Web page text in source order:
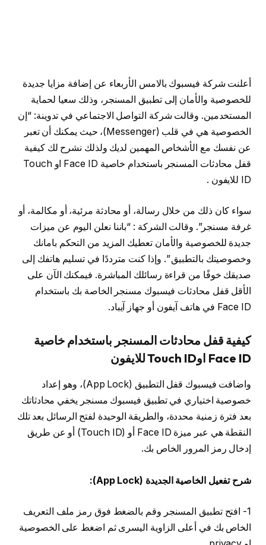
أعلنت شركة فيسبوك بالامس الأربعاء عن إضافة مزايا جديدة
للخصوصية والأمان إلى تطبيق المسنجر، وذلك سعيا لحماية
المستخدمين. وقالت شركة التواصل الاجتماعي في تدوينة: “إن
الخصوصية هي في قلب (Messenger)، حيث يمكنك أن تعبر
عن نفسك مع الأشخاص المهمين لديك ولذلك نشرح لك كيفية
قفل محادثات المسنجر باستخدام خاصية Face ID او Touch
ID للايفون .
سواء كان ذلك من خلال رسالة، أو محادثة مرئية، أو مكالمة، أو
غرفة مسنجر”. وقالت الشركة : “باننا نعلن اليوم عن ميزات
جديدة للخصوصية والأمان تعطيك المزيد من التحكم بامانك
وخصوصيتك بالتطبيق ”. وإذا كنت مترددًا في تسليم هاتفك إلى
صديقك خوفًا من قراءة رسائلك المباشرة. فيمكنك الآن على
الأقل قفل محادثات فيسبوك مسنجر الخاصة بك باستخدام
Face ID في هاتف آيفون أو جهاز آيباد.
كيفية قفل محادثات المسنجر باستخدام خاصية
Face ID اوTouch ID للايفون
واضافت فيسبوك قفل التطبيق (App Lock)، وهو إعداد
خصوصية اختياري في تطبيق فيسبوك مسنجر يخفي محادثاتك
بعد فترة زمنية محددة، والطريقة الوحيدة لفتح الرسائل بعد تلك
النقطة هي عبر ميزة Face ID أو (Touch ID) أو عن طريق
إدخال رمز المرور الخاص بك.
شرح تفعيل الخاصية الجديدة (App Lock):
1- افتح تطبيق المسنجر وقم بالضغط فوق رمز ملف التعريف
الخاص بك في أعلى الزاوية اليسرى ثم اضغط على الخصوصية